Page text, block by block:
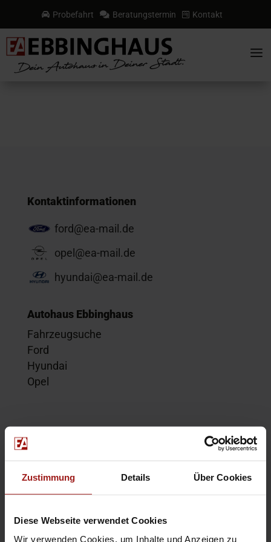
Zustimmung Details Über Cookies
Diese Webseite verwendet Cookies
Wir verwenden Cookies, um Inhalte und Anzeigen zu
 Probefahrt  Beratungstermin  Kontakt
a
Kontaktinformationen
ford@ea-mail.de
opel@ea-mail.de
hyundai@ea-mail.de
Autohaus Ebbinghaus
Fahrzeugsuche
Ford
Hyundai
Opel
Kontakt
Probefahrt
Service-Termin